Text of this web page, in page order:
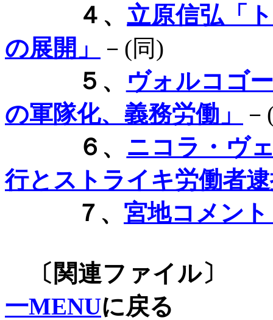
４、 立原信弘「
の展開」
－ (同)
５、 ヴォルコゴ
の軍隊化、義務労働」
－
６、 ニコラ・ヴ
行とストライキ労働者
７、 宮地コメン
〔関連ファイル〕
一MENUに戻る